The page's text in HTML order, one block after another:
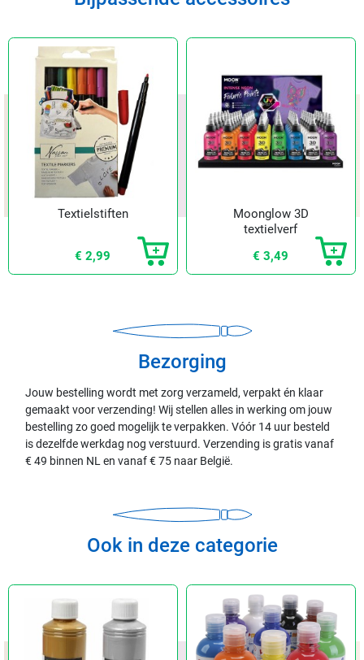
Textielstiften
€ 2,99
Moonglow 3D
textielverf
€ 3,49
Bezorging
Jouw bestelling wordt met zorg verzameld, verpakt én klaar
gemaakt voor verzending! Wij stellen alles in werking om jouw
bestelling zo goed mogelijk te verpakken. Vóór 14 uur besteld
is dezelfde werkdag nog verstuurd. Verzending is gratis vanaf
€ 49 binnen NL en vanaf € 75 naar België.
Ook in deze categorie